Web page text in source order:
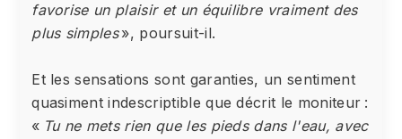
favorise un plaisir et un équilibre vraiment des
plus simples», poursuit-il.
Et les sensations sont garanties, un sentiment
quasiment indescriptible que décrit le moniteur :
« Tu ne mets rien que les pieds dans l'eau, avec